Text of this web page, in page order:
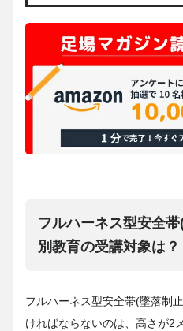
フルハーネス型安全
別教育の受講対象は？
フルハーネス型安全帯(墜落制
ければならないのは、高さが2